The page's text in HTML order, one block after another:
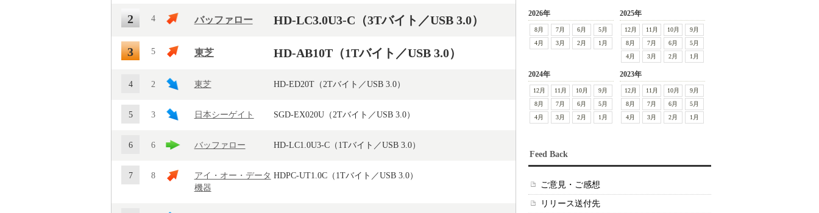
2 4 バッファロー HD-LC3.0U3-C（3Tバイト／USB 3.0）
3 5 東芝 HD-AB10T（1Tバイト／USB 3.0）
4 2 東芝 HD-ED20T（2Tバイト／USB 3.0）
5 3 日本シーゲイト SGD-EX020U（2Tバイト／USB 3.0）
6 6 バッファロー HD-LC1.0U3-C（1Tバイト／USB 3.0）
7 8
アイ・オー・データ
機器
HDPC-UT1.0C（1Tバイト／USB 3.0）
2026年
8月 7月 6月
5月
4月
3月 2月 1月
2025年
12月 11月 10月
9月
8月
7月 6月
5月
4月
3月 2月 1月
2024年
12月 11月 10月
9月
8月
7月 6月
5月
4月
3月 2月 1月
2023年
12月 11月 10月
9月
8月
7月 6月
5月
4月
3月 2月 1月
Feed Back
ご意見・ご感想
リリース送付先